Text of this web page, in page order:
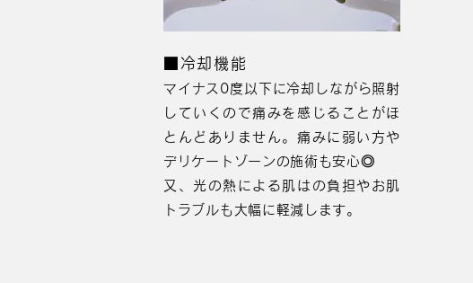
■冷却機能
マイナス0度以下に冷却しながら照射
していくので痛みを感じることがほ
とんどありません。痛みに弱い方や
デリケートゾーンの施術も安心◎
又、光の熱による肌はの負担やお肌
トラブルも大幅に軽減します。